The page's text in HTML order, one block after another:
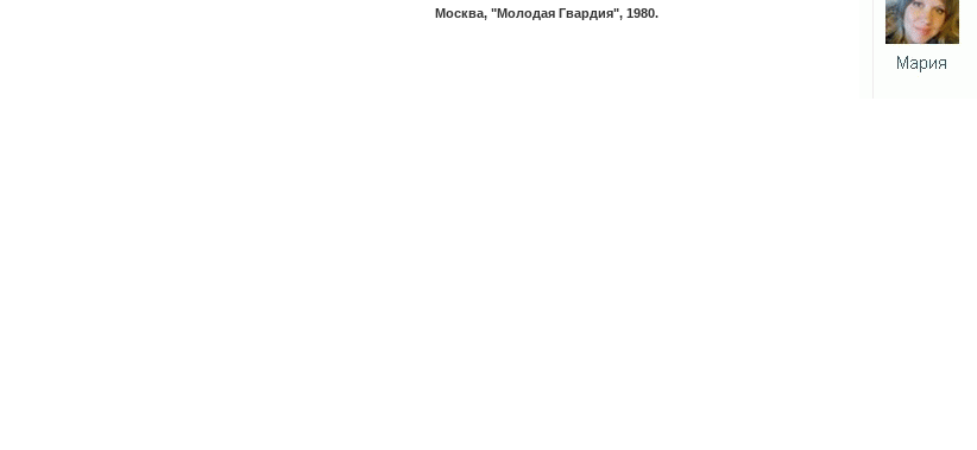
Москва, "Молодая Гвардия", 1980.